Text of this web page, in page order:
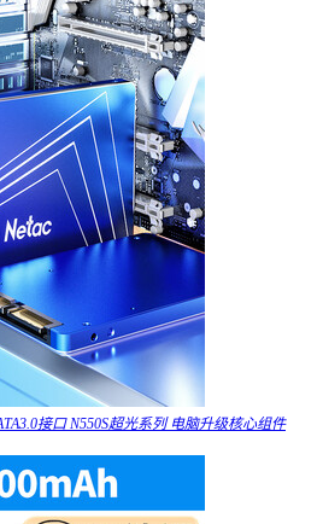
接口 N550S超光系列 电脑升级核心组件